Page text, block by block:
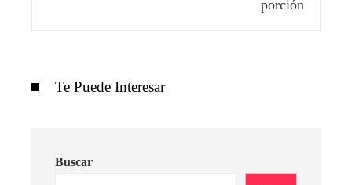
Te Puede Interesar
Buscar